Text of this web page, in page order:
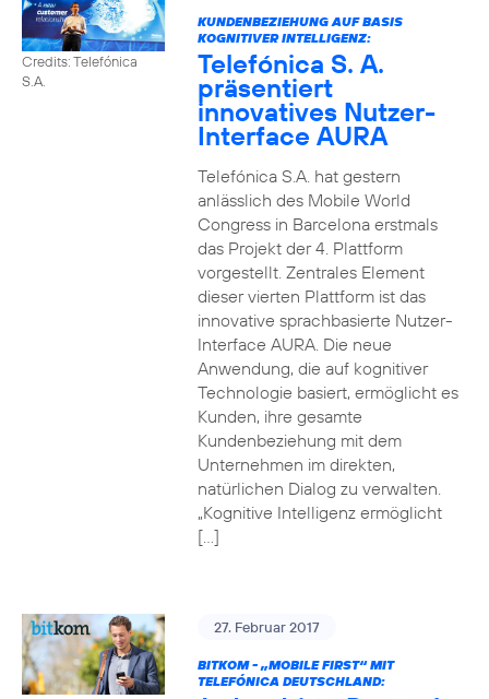
Credits: Telefónica
S.A.
KUNDENBEZIEHUNG AUF BASIS
KOGNITIVER INTELLIGENZ:
Telefónica S. A.
präsentiert
innovatives Nutzer-
Interface AURA
Telefónica S.A. hat gestern
anlässlich des Mobile World
Congress in Barcelona erstmals
das Projekt der 4. Plattform
vorgestellt. Zentrales Element
dieser vierten Plattform ist das
innovative sprachbasierte Nutzer-
Interface AURA. Die neue
Anwendung, die auf kognitiver
Technologie basiert, ermöglicht es
Kunden, ihre gesamte
Kundenbeziehung mit dem
Unternehmen im direkten,
natürlichen Dialog zu verwalten.
„Kognitive Intelligenz ermöglicht
[…]
27. Februar 2017
BITKOM - „MOBILE FIRST“ MIT
TELEFÓNICA DEUTSCHLAND: